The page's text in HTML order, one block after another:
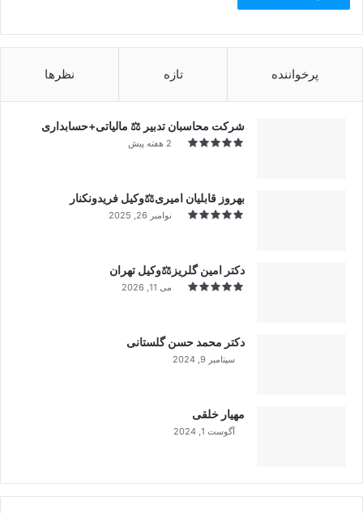
پرخواننده تازه نظرها
شرکت محاسبان تدبیر ⚖️ مالیاتی+حسابداری
2 هفته پیش
بهروز قابلیان امیری⚖️وکیل فریدونکنار
نوامبر 26, 2025
دکتر امین گلریز⚖️وکیل تهران
می 11, 2026
دکتر محمد حسن گلستانی
سپتامبر 9, 2024
مهیار خلقی
آگوست 1, 2024